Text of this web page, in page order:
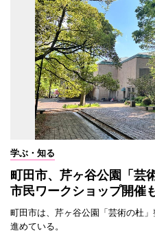
学ぶ・知る
町田市、芹ヶ谷公園「芸
市民ワークショップ開催
町田市は、芹ヶ谷公園「芸術の杜
進めている。